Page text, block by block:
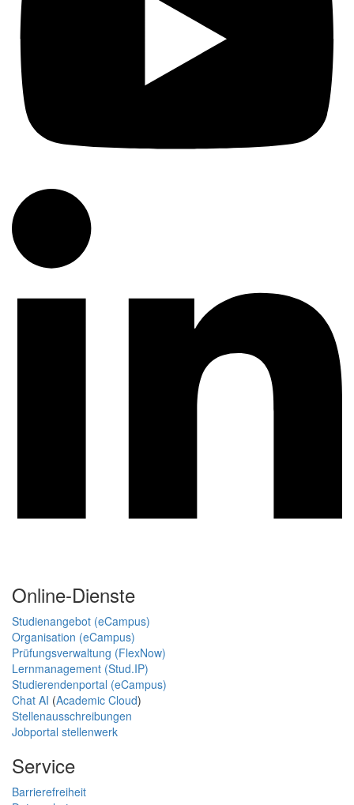
Online-Dienste
Studienangebot (eCampus)
Organisation (eCampus)
Prüfungsverwaltung (FlexNow)
Lernmanagement (Stud.IP)
Studierendenportal (eCampus)
Chat AI (Academic Cloud)
Stellenausschreibungen
Jobportal stellenwerk
Service
Barrierefreiheit